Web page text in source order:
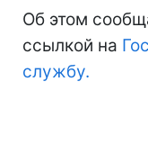
Об этом
ссылкой на
службу.